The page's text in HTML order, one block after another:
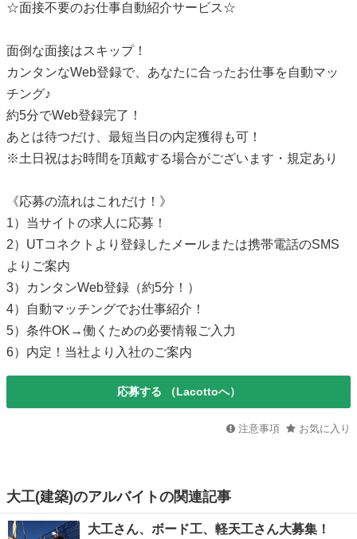
☆面接不要のお仕事自動紹介サービス☆
面倒な面接はスキップ！
カンタンなWeb登録で、あなたに合ったお仕事を自動マッ
チング♪
約5分でWeb登録完了！
あとは待つだけ、最短当日の内定獲得も可！
※土日祝はお時間を頂戴する場合がございます・規定あり
《応募の流れはこれだけ！》
1）当サイトの求人に応募！
2）UTコネクトより登録したメールまたは携帯電話のSMS
よりご案内
3）カンタンWeb登録（約5分！）
4）自動マッチングでお仕事紹介！
5）条件OK→働くための必要情報ご入力
6）内定！当社より入社のご案内
応募する （Lacottoへ）
注意事項 お気に入り
大工(建築)のアルバイトの関連記事
大工さん、ボード工、軽天工さん大募集！